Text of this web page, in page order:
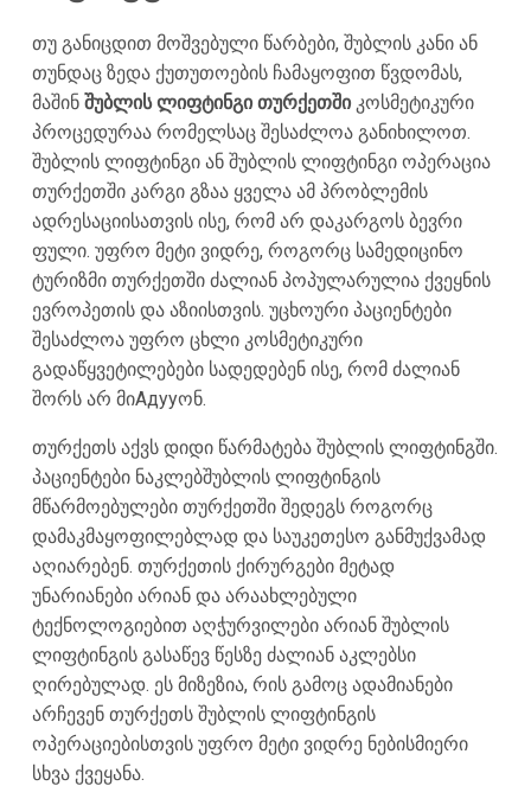
თუ განიცდით მოშვებული წარბები, შუბლის კანი ან
თუნდაც ზედა ქუთუთოების ჩამაყოფით წვდომას,
მაშინ შუბლის ლიფტინგი თურქეთშიკოსმეტიკური
პროცედურაა რომელსაც შესაძლოა განიხილოთ.
შუბლის ლიფტინგი ან შუბლის ლიფტინგი ოპერაცია
თურქეთში კარგი გზაა ყველა ამ პრობლემის
ადრესაციისათვის ისე, რომ არ დაკარგოს ბევრი
ფული. უფრო მეტი ვიდრე, როგორც სამედიცინო
ტურიზმი თურქეთში ძალიან პოპულარულია ქვეყნის
ევროპეთის და აზიისთვის. უცხოური პაციენტები
შესაძლოა უფრო ცხლი კოსმეტიკური
გადაწყვეტილებები სადედებენ ისე, რომ ძალიან
შორს არ მიAдууონ.
თურქეთს აქვს დიდი წარმატება შუბლის ლიფტინგში.
პაციენტები ნაკლებშუბლის ლიფტინგის
მწარმოებულები თურქეთში შედეგს როგორც
დამაკმაყოფილებლად და საუკეთესო განმუქვამად
აღიარებენ. თურქეთის ქირურგები მეტად
უნარიანები არიან და არაახლებული
ტექნოლოგიებით აღჭურვილები არიან შუბლის
ლიფტინგის გასაწევ წესზე ძალიან აკლებსი
ღირებულად. ეს მიზეზია, რის გამოც ადამიანები
არჩევენ თურქეთს შუბლის ლიფტინგის
ოპერაციებისთვის უფრო მეტი ვიდრე ნებისმიერი
სხვა ქვეყანა.